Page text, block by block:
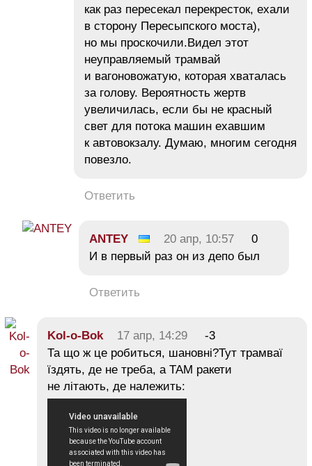
как раз пересекал перекресток, ехали
в сторону Пересыпского моста),
но мы проскочили.Видел этот
неуправляемый трамвай
и вагоновожатую, которая хваталась
за голову. Вероятность жертв
увеличилась, если бы не красный
свет для потока машин ехавшим
к автовокзалу. Думаю, многим сегодня
повезло.
Ответить
ANTEY 20 апр, 10:57
0
И в первый раз он из депо был
Ответить
Kol-o-Bok 17 апр, 14:29
-3
Та що ж це робиться, шановні?Тут трамваї
їздять, де не треба, а ТАМ ракети
не літають, де належить: